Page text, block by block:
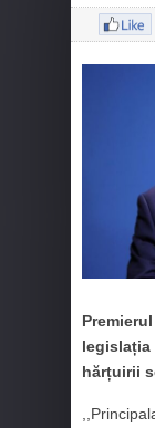
legislația
hărțuirii